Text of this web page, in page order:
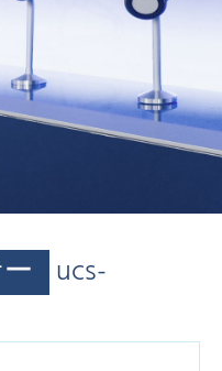
ucs-